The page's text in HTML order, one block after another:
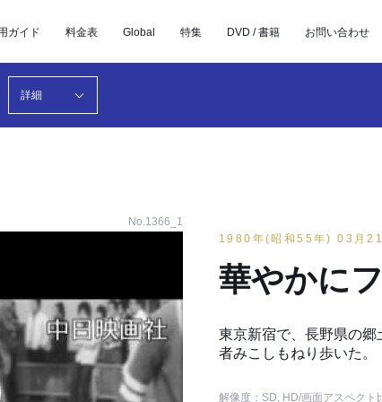
ガイド 料金表 Global 特集 DVD / 書籍 お問い合わせ
詳細
No.1366_1
1980年(昭和55年) 03月21
華やかに
東京新宿で、長野県の
者みこしもねり歩いた。
解像度：SD, HD/画面アスペクト